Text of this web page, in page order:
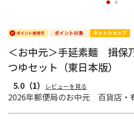
1 2
＜お中元＞手延素麺 揖
つゆセット（東日本版）
5.0 （1） レビューを見る
2026年郵便局のお中元 百貨店・